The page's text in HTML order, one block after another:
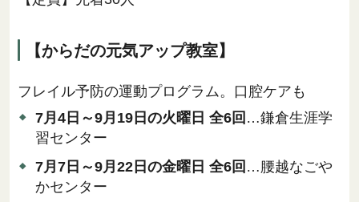
【からだの元気アップ教室】
フレイル予防の運動プログラム。口腔ケアも
7月4日～9月19日の火曜日 全6回 …鎌倉生涯学
習センター
7月7日～9月22日の金曜日 全6回 …腰越なごや
かセンター